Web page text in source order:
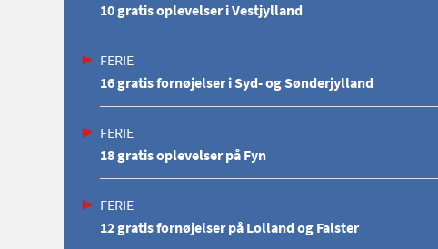
10 gratis oplevelser i Vestjylland
FERIE
16 gratis fornøjelser i Syd- og Sønderjylland
FERIE
18 gratis oplevelser på Fyn
FERIE
12 gratis fornøjelser på Lolland og Falster